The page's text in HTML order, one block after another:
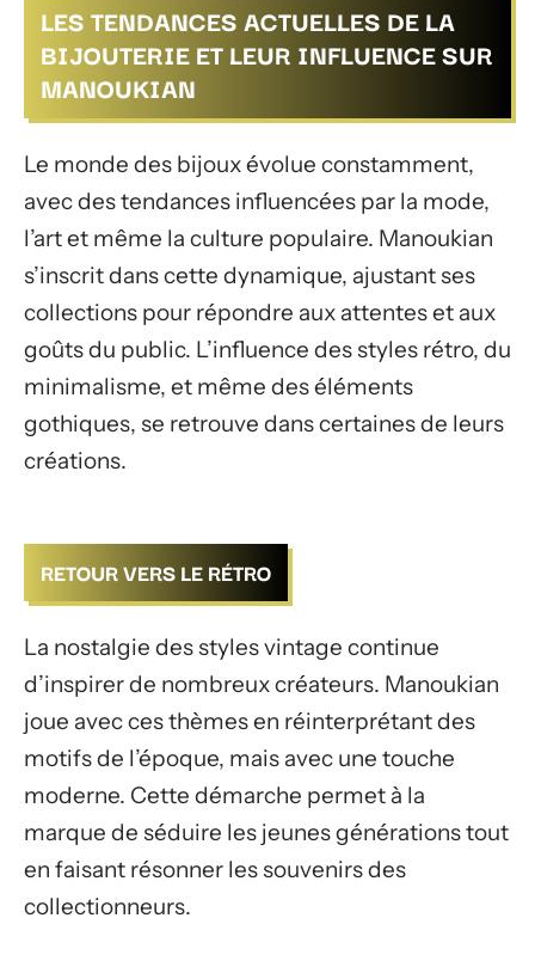
LES TENDANCES ACTUELLES DE LA
BIJOUTERIE ET LEUR INFLUENCE SUR
MANOUKIAN
Le monde des bijoux évolue constamment,
avec des tendances influencées par la mode,
l’art et même la culture populaire. Manoukian
s’inscrit dans cette dynamique, ajustant ses
collections pour répondre aux attentes et aux
goûts du public. L’influence des styles rétro, du
minimalisme, et même des éléments
gothiques, se retrouve dans certaines de leurs
créations.
RETOUR VERS LE RÉTRO
La nostalgie des styles vintage continue
d’inspirer de nombreux créateurs. Manoukian
joue avec ces thèmes en réinterprétant des
motifs de l’époque, mais avec une touche
moderne. Cette démarche permet à la
marque de séduire les jeunes générations tout
en faisant résonner les souvenirs des
collectionneurs.